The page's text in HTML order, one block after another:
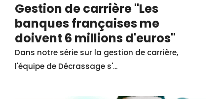
Gestion de carrière "Les
banques françaises me
doivent 6 millions d'euros"
Dans notre série sur la gestion de carrière,
l'équipe de Décrassage s'...